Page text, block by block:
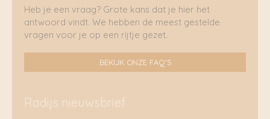
Heb je een vraag? Grote kans dat je hier het
antwoord vindt. We hebben de meest gestelde
vragen voor je op een rijtje gezet.
BEKIJK ONZE FAQ'S
Radijs nieuwsbrief